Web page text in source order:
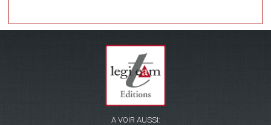
A VOIR AUSSI: